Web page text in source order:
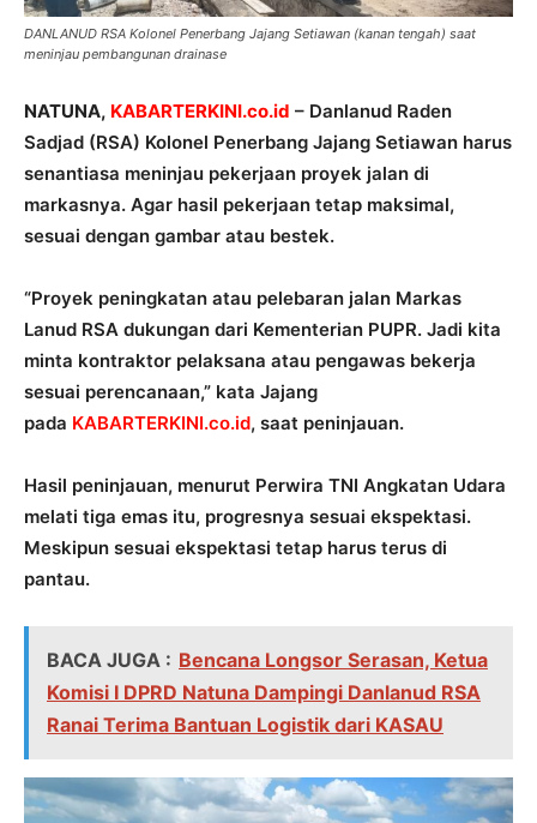
DANLANUD RSA Kolonel Penerbang Jajang Setiawan (kanan tengah) saat
meninjau pembangunan drainase
NATUNA, KABARTERKINI.co.id – Danlanud Raden
Sadjad (RSA) Kolonel Penerbang Jajang Setiawan harus
senantiasa meninjau pekerjaan proyek jalan di
markasnya. Agar hasil pekerjaan tetap maksimal,
sesuai dengan gambar atau bestek.
“Proyek peningkatan atau pelebaran jalan Markas
Lanud RSA dukungan dari Kementerian PUPR. Jadi kita
minta kontraktor pelaksana atau pengawas bekerja
sesuai perencanaan,” kata Jajang
pada KABARTERKINI.co.id, saat peninjauan.
Hasil peninjauan, menurut Perwira TNI Angkatan Udara
melati tiga emas itu, progresnya sesuai ekspektasi.
Meskipun sesuai ekspektasi tetap harus terus di
pantau.
BACA JUGA : Bencana Longsor Serasan, Ketua
Komisi I DPRD Natuna Dampingi Danlanud RSA
Ranai Terima Bantuan Logistik dari KASAU